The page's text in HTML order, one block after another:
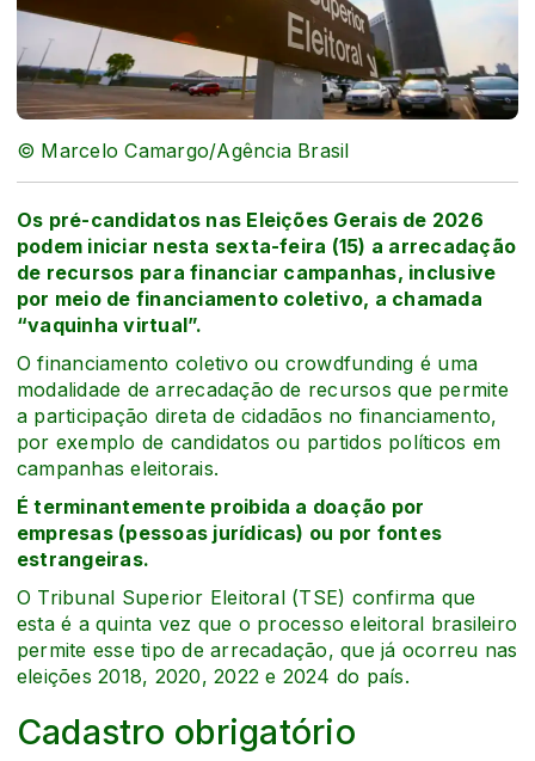
© Marcelo Camargo/Agência Brasil
Os pré-candidatos nas Eleições Gerais de 2026
podem iniciar nesta sexta-feira (15) a arrecadação
de recursos para financiar campanhas, inclusive
por meio de financiamento coletivo, a chamada
“vaquinha virtual”.
O financiamento coletivo ou crowdfunding é uma
modalidade de arrecadação de recursos que permite
a participação direta de cidadãos no financiamento,
por exemplo de candidatos ou partidos políticos em
campanhas eleitorais.
É terminantemente proibida a doação por
empresas (pessoas jurídicas) ou por fontes
estrangeiras.
O Tribunal Superior Eleitoral (TSE) confirma que
esta é a quinta vez que o processo eleitoral brasileiro
permite esse tipo de arrecadação, que já ocorreu nas
eleições 2018, 2020, 2022 e 2024 do país.
Cadastro obrigatório